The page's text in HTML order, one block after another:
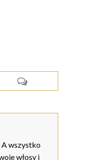
A wszystko
włosy i